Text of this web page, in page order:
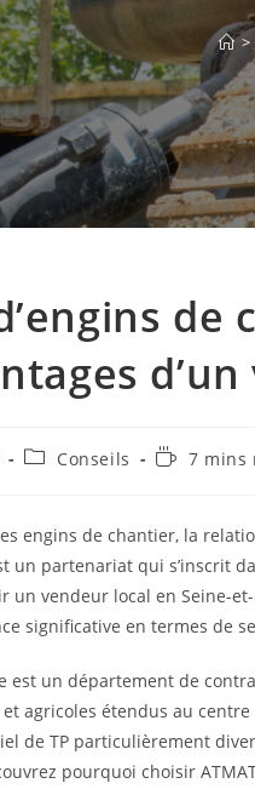
>
de
Conseils 7 mins
engins de chantier, la
un partenariat qui s’inscrit
un vendeur local en Seine-
significative en termes de
est un département de
agricoles étendus au
de TP particulièrement
pourquoi choisir